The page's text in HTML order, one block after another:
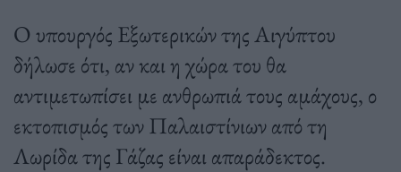
Ο υπουργός Εξωτερικών της Αιγύπτου
δήλωσε ότι, αν και η χώρα του θα
αντιμετωπίσει με ανθρωπιά τους αμάχους, ο
εκτοπισμός των Παλαιστίνιων από τη
Λωρίδα της Γάζας είναι απαράδεκτος.